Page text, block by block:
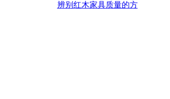
辨别红木家具质量的方